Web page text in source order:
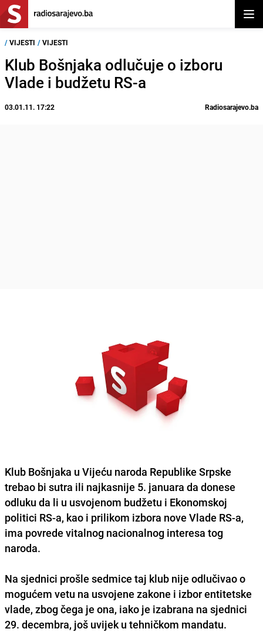
/ VIJESTI / VIJESTI
Klub Bošnjaka odlučuje o izboru
Vlade i budžetu RS-a
03.01.11. 17:22 Radiosarajevo.ba
Klub Bošnjaka u Vijeću naroda Republike Srpske
trebao bi sutra ili najkasnije 5. januara da donese
odluku da li u usvojenom budžetu i Ekonomskoj
politici RS-a, kao i prilikom izbora nove Vlade RS-a,
ima povrede vitalnog nacionalnog interesa tog
naroda.
Na sjednici prošle sedmice taj klub nije odlučivao o
mogućem vetu na usvojene zakone i izbor entitetske
vlade, zbog čega je ona, iako je izabrana na sjednici
29. decembra, još uvijek u tehničkom mandatu.